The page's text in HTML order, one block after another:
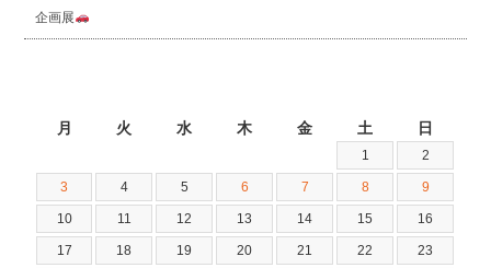
企画展
月 火 水 木 金 土 日
1 2
3 4 5 6 7 8 9
10 11 12 13 14 15 16
17 18 19 20 21 22 23